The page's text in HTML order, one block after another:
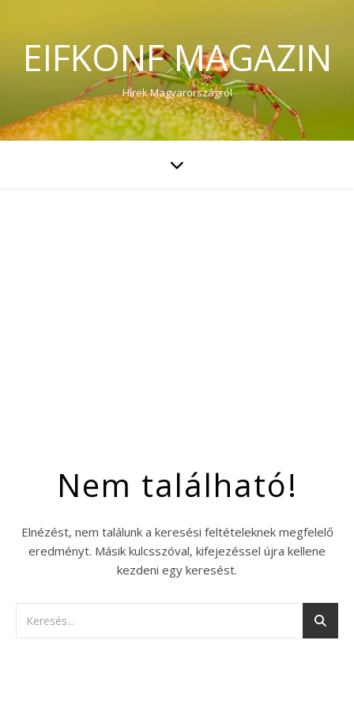
EIFKONF MAGAZIN
Hírek Magyarországról
Nem található!
Elnézést, nem találunk a keresési feltételeknek megfelelő
eredményt. Másik kulcsszóval, kifejezéssel újra kellene
kezdeni egy keresést.